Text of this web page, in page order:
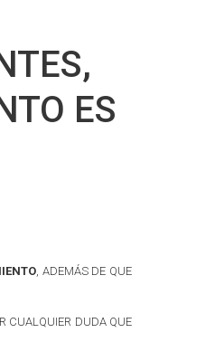
ES
, ADEMÁS DE QUE
CUALQUIER DUDA QUE